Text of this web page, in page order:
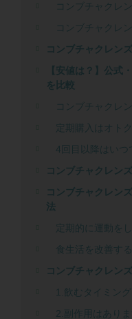
コンブチャクレン
コンブチャクレ
コンブチャクレン
【安値は？】公式
を比較
コンブチャクレン
定期購入はオト
4回目以降はいつ
コンブチャクレン
コンブチャクレン
法
定期的に運動を
食生活を改善する
コンブチャクレン
1.飲むタイミング
2.副作用はありま